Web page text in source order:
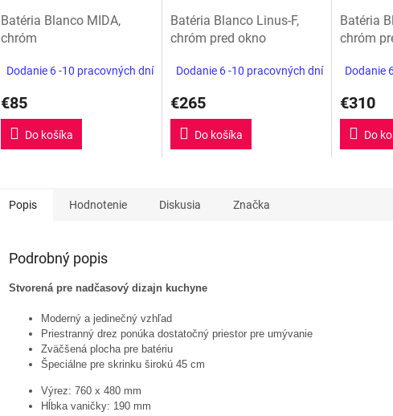
Batéria Blanco MIDA,
chróm
Dodanie 6 -10 pracovných dní
€85
Do košíka
Batéria Blanco Linus-F,
chróm pred okno
Dodanie 6 -10 pracovných dní
€265
Do košíka
Batéria
chróm
Dodanie
€310
Do
Popis Hodnotenie Diskusia Značka
Podrobný popis
Stvorená pre nadčasový dizajn kuchyne
Moderný a jedinečný vzhľad
Priestranný drez ponúka dostatočný priestor pre umývanie
Zväčšená plocha pre batériu
Špeciálne pre skrinku širokú 45 cm
Výrez: 760 x 480 mm
Hĺbka vaničky: 190 mm